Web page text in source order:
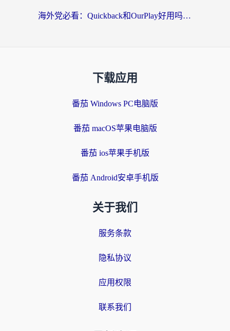
海外党必看：Quickback和OurPlay好用吗？3分钟选对回国加速器，无缝刷剧玩游戏
下载应用
番茄 Windows PC电脑版
番茄 macOS苹果电脑版
番茄 ios苹果手机版
番茄 Android安卓手机版
关于我们
服务条款
隐私协议
应用权限
联系我们